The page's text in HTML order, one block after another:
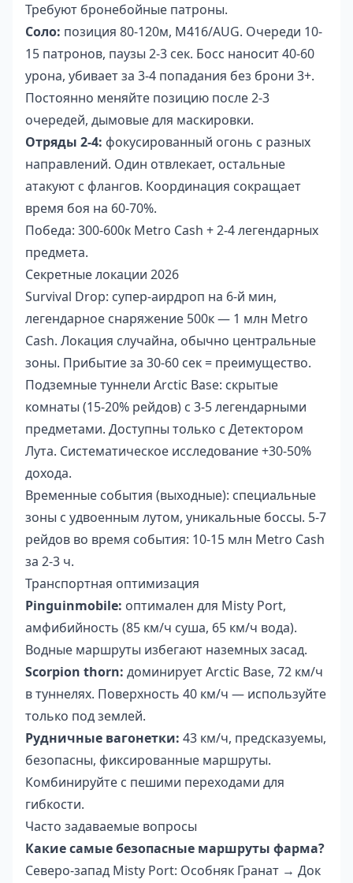
Требуют бронебойные патроны.
Соло: позиция 80-120м, M416/AUG. Очереди 10-
15 патронов, паузы 2-3 сек. Босс наносит 40-60
урона, убивает за 3-4 попадания без брони 3+.
Постоянно меняйте позицию после 2-3
очередей, дымовые для маскировки.
Отряды 2-4: фокусированный огонь с разных
направлений. Один отвлекает, остальные
атакуют с флангов. Координация сокращает
время боя на 60-70%.
Победа: 300-600к Metro Cash + 2-4 легендарных
предмета.
Секретные локации 2026
Survival Drop: супер-аирдроп на 6-й мин,
легендарное снаряжение 500к — 1 млн Metro
Cash. Локация случайна, обычно центральные
зоны. Прибытие за 30-60 сек = преимущество.
Подземные туннели Arctic Base: скрытые
комнаты (15-20% рейдов) с 3-5 легендарными
предметами. Доступны только с Детектором
Лута. Систематическое исследование +30-50%
дохода.
Временные события (выходные): специальные
зоны с удвоенным лутом, уникальные боссы. 5-7
рейдов во время события: 10-15 млн Metro Cash
за 2-3 ч.
Транспортная оптимизация
Pinguinmobile: оптимален для Misty Port,
амфибийность (85 км/ч суша, 65 км/ч вода).
Водные маршруты избегают наземных засад.
Scorpion thorn: доминирует Arctic Base, 72 км/ч
в туннелях. Поверхность 40 км/ч — используйте
только под землей.
Рудничные вагонетки: 43 км/ч, предсказуемы,
безопасны, фиксированные маршруты.
Комбинируйте с пешими переходами для
гибкости.
Часто задаваемые вопросы
Какие самые безопасные маршруты фарма?
Северо-запад Misty Port: Особняк Гранат → Док